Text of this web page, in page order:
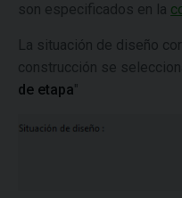
son especificados en la
La situación de diseño
construcción se
de etapa"